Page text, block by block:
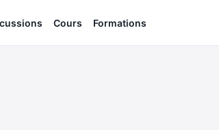
Cours Formations